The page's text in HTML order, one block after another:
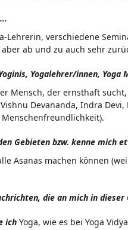
Lehrerin, verschiedene
ab und zu auch sehr
Yogalehrer/innen, Yoga
Mensch, der ernsthaft
Devananda, Indra
Gebieten bzw. kenne mich
Asanas machen können
die an mich in
ich Yoga, wie es bei Yoga